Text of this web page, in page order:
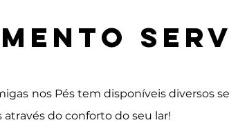
nos Pés tem disponíveis diversos
do conforto do seu lar!